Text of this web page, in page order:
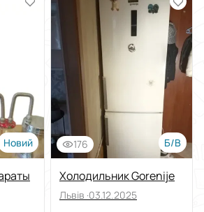
Новий 176 Б/В
Холодильник Gorenije
Львів ·03.12.2025